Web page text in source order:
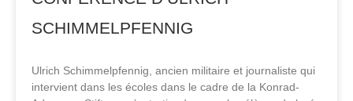
SCHIMMELPFENNIG
Ulrich Schimmelpfennig, ancien militaire et journaliste qui
intervient dans les écoles dans le cadre de la Konrad-